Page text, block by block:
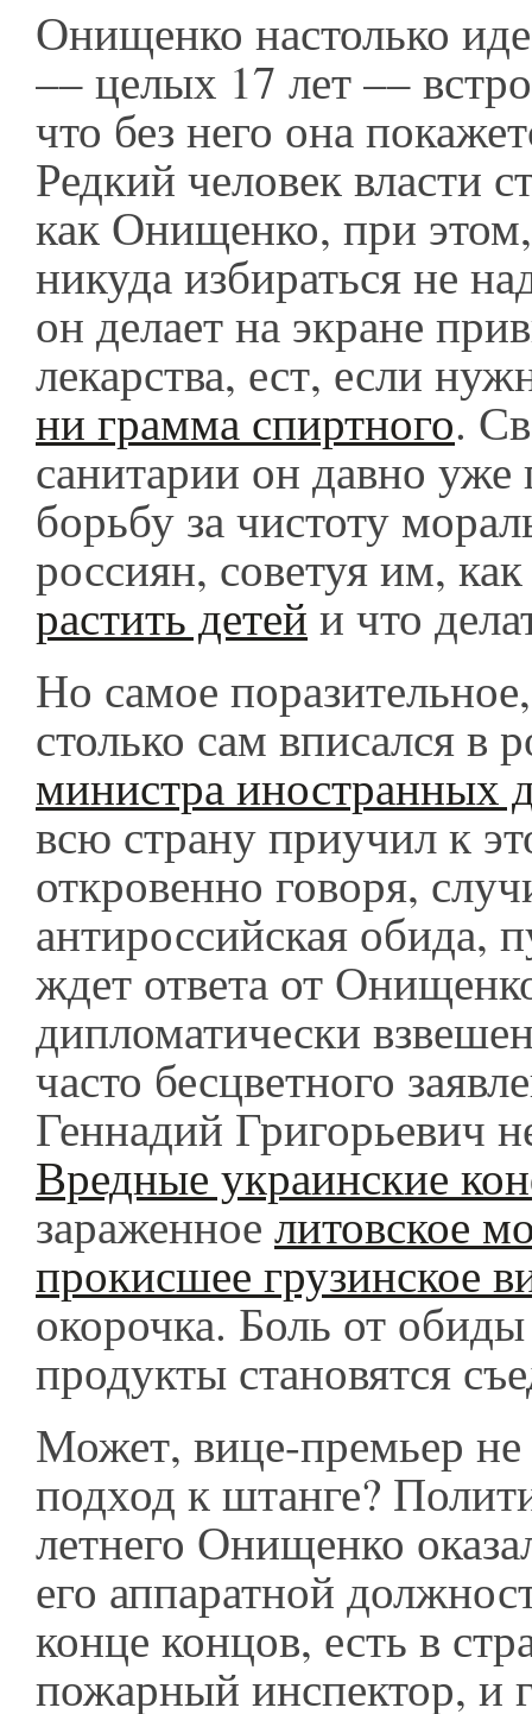
Онищенко настолько
–– целых 17 лет ––
что без него она
Редкий человек власти
как Онищенко, при
никуда избираться не
он делает на экране
лекарства, ест, если
ни грамма спиртного.
санитарии он давно уже
борьбу за чистоту
россиян, советуя им,
растить детей и что
Но самое
столько сам вписался в
министра иностранных
всю страну приучил к
откровенно говоря,
антироссийская обида,
ждет ответа от
дипломатически
часто бесцветного
Геннадий Григорьевич
Вредные украинские
зараженноелитовское
прокисшее грузинское
окорочка. Боль от
продукты становятся
Может, вице-премьер не
подход к штанге?
летнего Онищенко
его аппаратной
конце концов, есть в
пожарный инспектор, и